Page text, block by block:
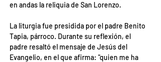
en andas la reliquia de San Lorenzo.
La liturgia fue presidida por el padre Benito
Tapia, párroco. Durante su reflexión, el
padre resaltó el mensaje de Jesús del
Evangelio, en el que afirma: "quien me ha